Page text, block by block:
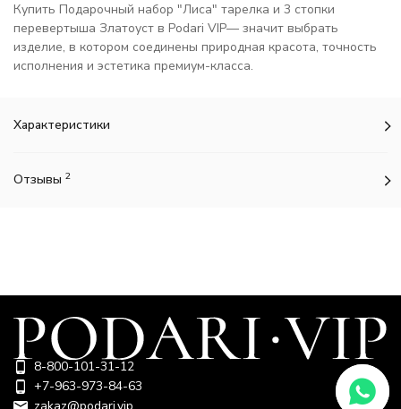
Купить Подарочный набор "Лиса" тарелка и 3 стопки
перевертыша Златоуст в Podari VIP— значит выбрать
изделие, в котором соединены природная красота, точность
исполнения и эстетика премиум-класса.
Характеристики
Отзывы 2
8-800-101-31-12
+7-963-973-84-63